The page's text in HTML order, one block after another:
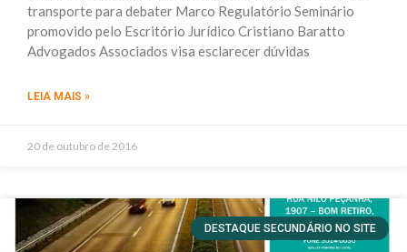
transporte para debater Marco Regulatório Seminário
promovido pelo Escritório Jurídico Cristiano Baratto
Advogados Associados visa esclarecer dúvidas
LEIA MAIS »
20 de outubro de 2016
DESTAQUE SECUNDÁRIO NO SITE